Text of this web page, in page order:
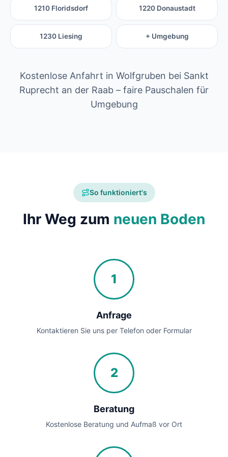
1210 Floridsdorf 1220 Donaustadt
1230 Liesing + Umgebung
Kostenlose Anfahrt in Wolfgruben bei Sankt
Ruprecht an der Raab – faire Pauschalen für
Umgebung
So funktioniert's
Ihr Weg zum neuen Boden
1
Anfrage
Kontaktieren Sie uns per Telefon oder Formular
2
Beratung
Kostenlose Beratung und Aufmaß vor Ort